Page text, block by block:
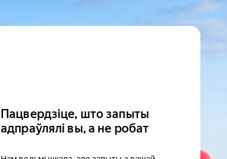
Пацвердзіце, што запыты
адпраўлялі вы, а не робат